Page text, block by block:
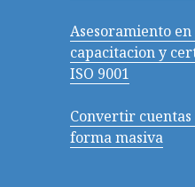
Asesoramiento en
capacitacion y
ISO 9001
Convertir cuentas
forma masiva